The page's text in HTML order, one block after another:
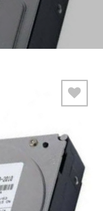
Add to
Wishlist